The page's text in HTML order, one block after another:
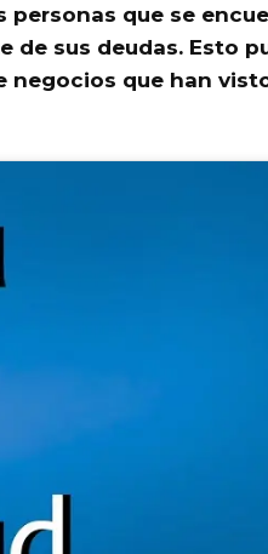
personas que se
de sus deudas. Esto
negocios que han